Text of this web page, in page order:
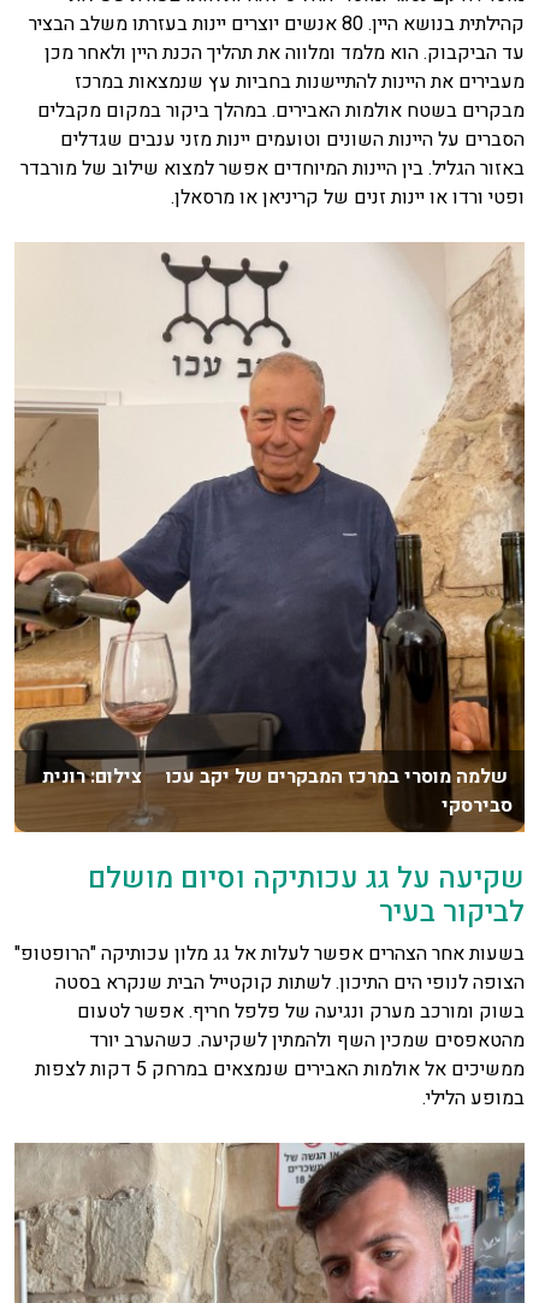
קהילתית בנושא היין. 80 אנשים יוצרים יינות בעזרתו משלב הבציר
עד הביקבוק. הוא מלמד ומלווה את תהליך הכנת היין ולאחר מכן
מעבירים את היינות להתיישנות בחביות עץ שנמצאות במרכז
מבקרים בשטח אולמות האבירים. במהלך ביקור במקום מקבלים
הסברים על היינות השונים וטועמים יינות מזני ענבים שגדלים
באזור הגליל. בין היינות המיוחדים אפשר למצוא שילוב של מורבדר
ופטי ורדו או יינות זנים של קריניאן או מרסאלן.
שלמה מוסרי במרכז המבקרים של יקב עכו צילום: רונית
סבירסקי
שקיעה על גג עכותיקה וסיום מושלם
לביקור בעיר
בשעות אחר הצהרים אפשר לעלות אל גג מלון עכותיקה "הרופטופ"
הצופה לנופי הים התיכון. לשתות קוקטייל הבית שנקרא בסטה
בשוק ומורכב מערק ונגיעה של פלפל חריף. אפשר לטעום
מהטאפסים שמכין השף ולהמתין לשקיעה. כשהערב יורד
ממשיכים אל אולמות האבירים שנמצאים במרחק 5 דקות לצפות
במופע הלילי.